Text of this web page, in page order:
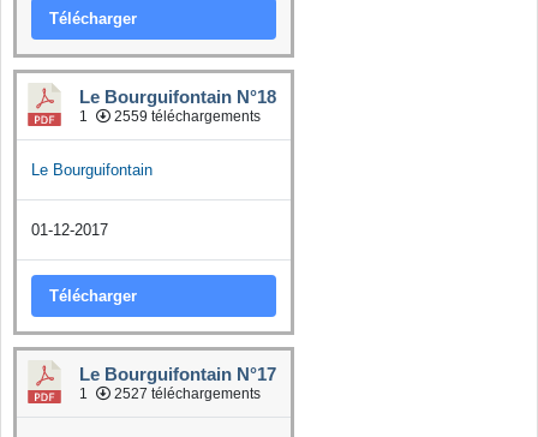
Télécharger
Le Bourguifontain N°18
1 2559 téléchargements
Le Bourguifontain
01-12-2017
Télécharger
Le Bourguifontain N°17
1 2527 téléchargements